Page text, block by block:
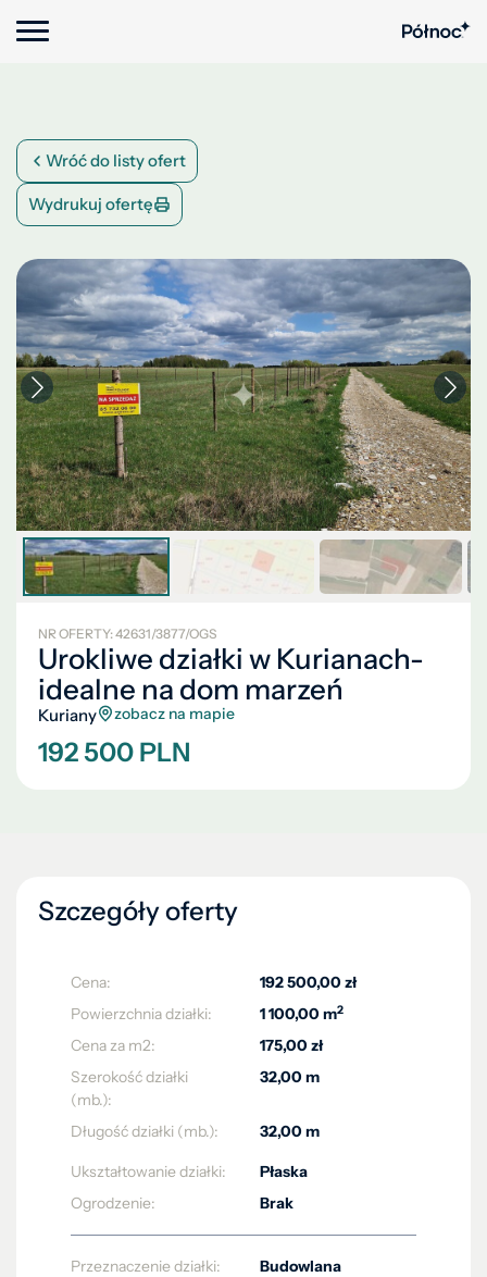
Wróć do listy ofert
Wydrukuj ofertę
NR OFERTY: 42631/3877/OGS
Urokliwe działki w Kurianach-
idealne na dom marzeń
Kuriany zobacz na mapie
192 500 PLN
Szczegóły oferty
Cena:
192 500,00 zł
Powierzchnia działki:
1 100,00 m2
Cena za m2:
175,00 zł
Szerokość działki
(mb.):
32,00 m
Długość działki (mb.): 32,00 m
Ukształtowanie działki:
Płaska
Ogrodzenie:
Brak
Przeznaczenie działki:
Budowlana